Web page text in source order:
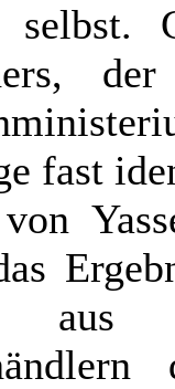
fast
aus